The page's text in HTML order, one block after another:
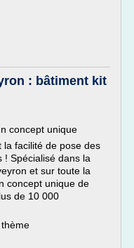
: bâtiment kit
concept unique
la facilité de pose des
! Spécialisé dans la
et sur toute la
concept unique de
de 10 000